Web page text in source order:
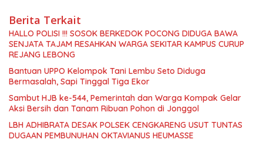
Berita Terkait
HALLO POLISI !!! SOSOK BERKEDOK POCONG DIDUGA BAWA
SENJATA TAJAM RESAHKAN WARGA SEKITAR KAMPUS CURUP
REJANG LEBONG
Bantuan UPPO Kelompok Tani Lembu Seto Diduga
Bermasalah, Sapi Tinggal Tiga Ekor
Sambut HJB ke-544, Pemerintah dan Warga Kompak Gelar
Aksi Bersih dan Tanam Ribuan Pohon di Jonggol
LBH ADHIBRATA DESAK POLSEK CENGKARENG USUT TUNTAS
DUGAAN PEMBUNUHAN OKTAVIANUS HEUMASSE